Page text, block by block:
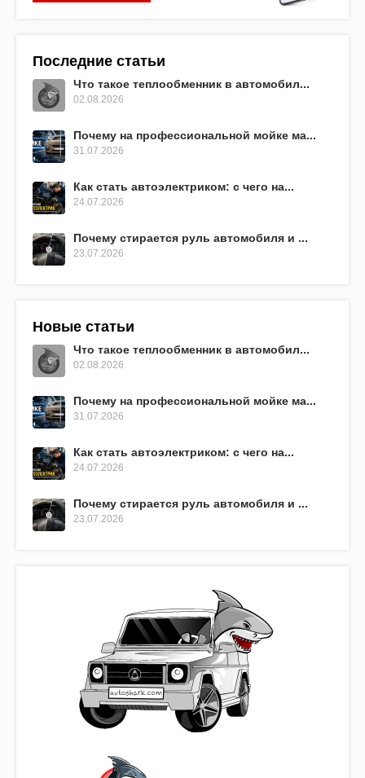
Последние статьи
Что такое теплообменник в автомобил...
02.08.2026
Почему на профессиональной мойке ма...
31.07.2026
Как стать автоэлектриком: с чего на...
24.07.2026
Почему стирается руль автомобиля и ...
23.07.2026
Новые статьи
Что такое теплообменник в автомобил...
02.08.2026
Почему на профессиональной мойке ма...
31.07.2026
Как стать автоэлектриком: с чего на...
24.07.2026
Почему стирается руль автомобиля и ...
23.07.2026